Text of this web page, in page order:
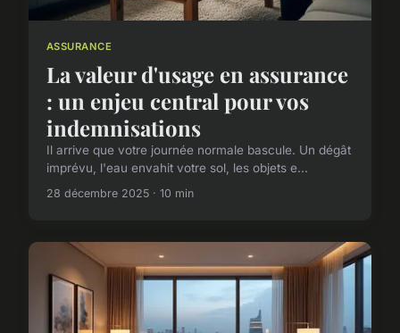
ASSURANCE
La valeur d'usage en assurance
: un enjeu central pour vos
indemnisations
Il arrive que votre journée normale bascule. Un dégât
imprévu, l'eau envahit votre sol, les objets e...
28 décembre 2025 · 10 min